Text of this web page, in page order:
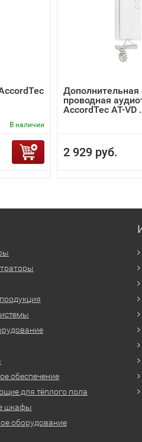
В наличии
Дополнительная
проводная
AccordTec AT-VD
2 929 руб.
обеспечение
для тёплого пола
шкафы
оборудование